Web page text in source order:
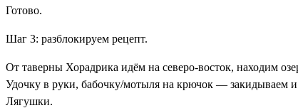
Готово.
Шаг 3: разблокируем рецепт.
От таверны Хорадрика идём на северо-восток, находим
Удочку в руки, бабочку/мотыля на крючок — закидываем
Лягушки.